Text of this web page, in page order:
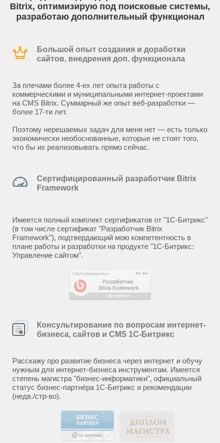
Bitrix, оптимизирую под поисковые системы,
разработаю дополнительный функционал
Большой опыт создания и доработки
сайтов, внедрения доп. функционала
За плечами более 4-ех лет опыта работы с
коммерческими и муниципальными интернет-проектами
на CMS Bitrix. Суммарный же опыт веб-разработки —
более 17-ти лет.
Поэтому нерешаемых задач для меня нет — есть только
экономически необоснованные, которые не стоят того,
что бы их реализовывать прямо сейчас.
Сертифицированный разработчик Bitrix
Framework
Имеется полный комплект сертификатов от "1С-Битрикс"
(в том числе сертификат "Разработчик Bitrix
Framework"), подтвердающий мою компетентность в
плане работы и разработки на продукте "1С-Битрикс:
Управление сайтом".
Консультирование по вопросам интернет-
бизнеса, сайтов и CMS 1С-Битрикс
Расскажу про развитие бизнеса через интернет и обучу
нужным для интернет-бизнеса инструментам. Имеется
степень магистра "бизнес-информатики", официальный
статус бизнес-партнёра 1С-Битрикс и рекомендации
(недв./стр-во).